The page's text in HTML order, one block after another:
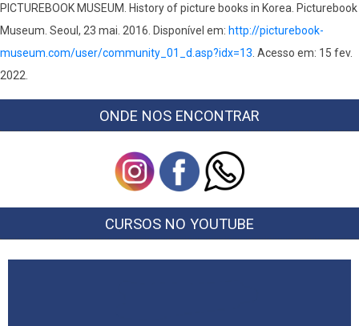
PICTUREBOOK MUSEUM. History of picture books in Korea. Picturebook
Museum. Seoul, 23 mai. 2016. Disponível em: http://picturebook-
museum.com/user/community_01_d.asp?idx=13 . Acesso em: 15 fev.
2022.
ONDE NOS ENCONTRAR
CURSOS NO YOUTUBE